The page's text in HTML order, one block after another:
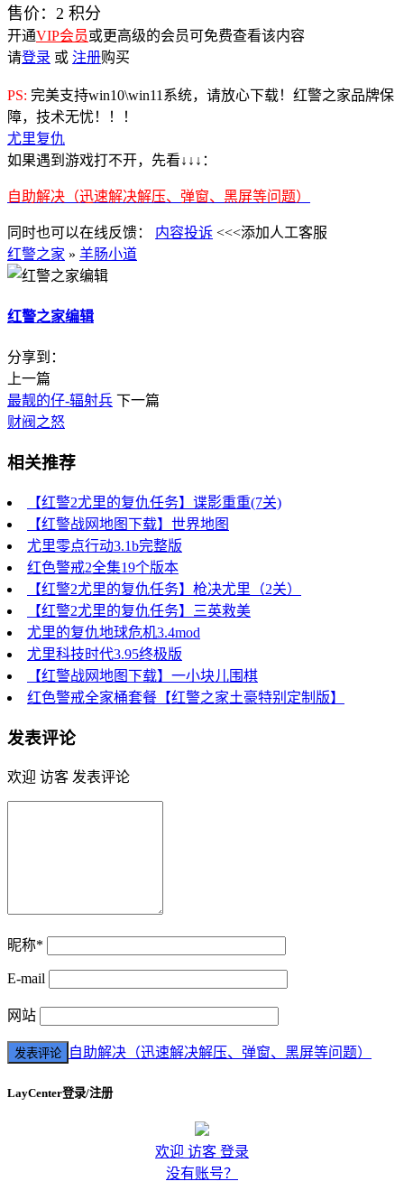
售价： 2 积分
开通VIP会员或更高级的会员可免费查看该内容
请登录 或 注册购买
PS: 完美支持win10\win11系统，请放心下载！红警之家品牌保
障，技术无忧！！！
尤里复仇
如果遇到游戏打不开，先看↓↓↓：
自助解决（迅速解决解压、弹窗、黑屏等问题）
同时也可以在线反馈： 内容投诉 <<<添加人工客服
红警之家 » 羊肠小道
红警之家编辑
分享到：
上一篇
最靓的仔-辐射兵 下一篇
财阀之怒
相关推荐
【红警2尤里的复仇任务】谍影重重(7关)
【红警战网地图下载】世界地图
尤里零点行动3.1b完整版
红色警戒2全集19个版本
【红警2尤里的复仇任务】枪决尤里（2关）
【红警2尤里的复仇任务】三英救美
尤里的复仇地球危机3.4mod
尤里科技时代3.95终极版
【红警战网地图下载】一小块儿围棋
红色警戒全家桶套餐【红警之家土豪特别定制版】
发表评论
欢迎 访客 发表评论
昵称*
E-mail
网站
自助解决（迅速解决解压、弹窗、黑屏等问题）
LayCenter登录/注册
欢迎 访客 登录
没有账号？